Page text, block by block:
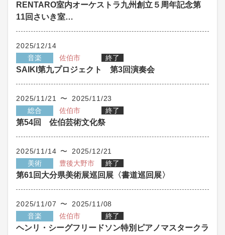
RENTARO室内オーケストラ九州創立５周年記念第
11回さいき室…
2025/12/14
音楽
佐伯市 終了
SAIKI第九プロジェクト 第3回演奏会
2025/11/21 〜 2025/11/23
総合
佐伯市 終了
第54回 佐伯芸術文化祭
2025/11/14 〜 2025/12/21
美術
豊後大野市 終了
第61回大分県美術展巡回展〈書道巡回展〉
2025/11/07 〜 2025/11/08
音楽
佐伯市 終了
ヘンリ・シーグフリードソン特別ピアノマスタークラ